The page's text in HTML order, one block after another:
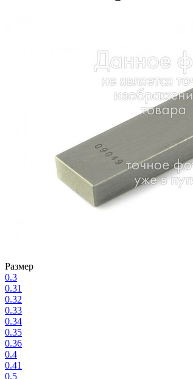
Размер
0.3
0.31
0.32
0.33
0.34
0.35
0.36
0.4
0.41
0.5